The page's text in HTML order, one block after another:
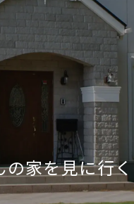
の家を見に行く